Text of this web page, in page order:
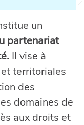
un
partenariat
Il vise à
territoriales
des
domaines de
aux droits et